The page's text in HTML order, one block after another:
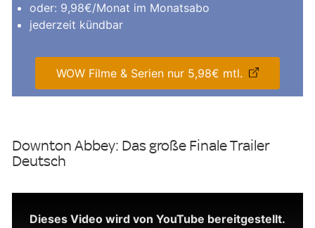
oder: 9,98€/Monat im Monatsabo
jederzeit kündbar
WOW Filme & Serien nur 5,98€ mtl.
Downton Abbey: Das große Finale Trailer
Deutsch
Dieses Video wird von YouTube bereitgestellt.